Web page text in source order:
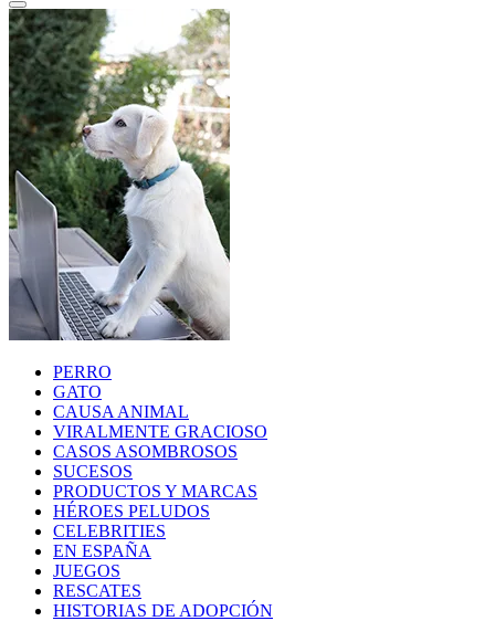
PERRO
GATO
CAUSA ANIMAL
VIRALMENTE GRACIOSO
CASOS ASOMBROSOS
SUCESOS
PRODUCTOS Y MARCAS
HÉROES PELUDOS
CELEBRITIES
EN ESPAÑA
JUEGOS
RESCATES
HISTORIAS DE ADOPCIÓN